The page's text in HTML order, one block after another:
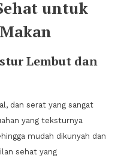
untuk
Lembut dan
dan serat yang sangat
yang teksturnya
mudah dikunyah dan
sehat yang